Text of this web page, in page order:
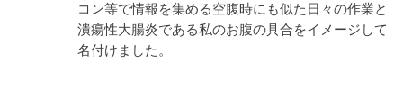
コン等で情報を集める空腹時にも似た日々の作業と
潰瘍性大腸炎である私のお腹の具合をイメージして
名付けました。